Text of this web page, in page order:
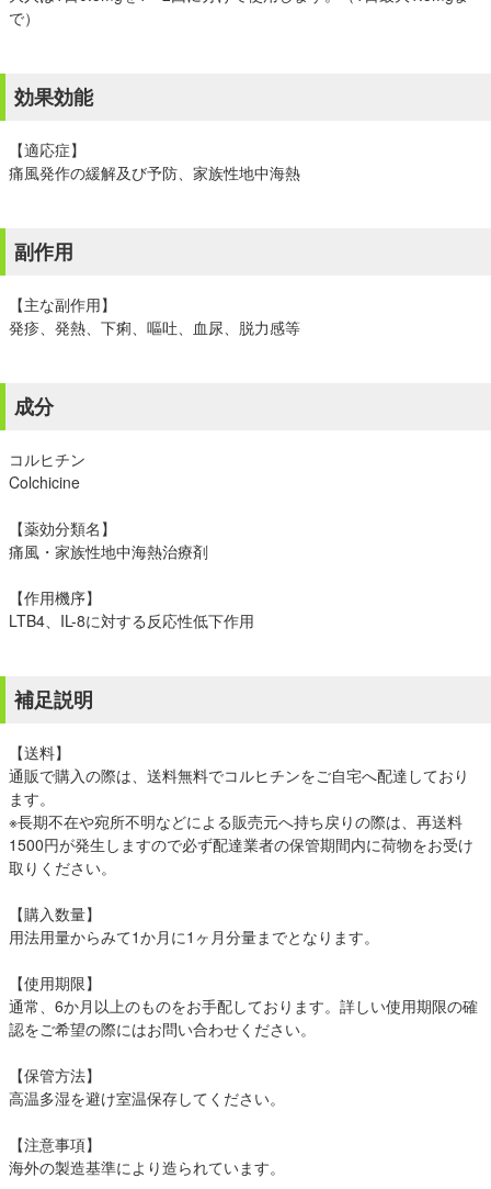
で）
効果効能
【適応症】
痛風発作の緩解及び予防、家族性地中海熱
副作用
【主な副作用】
発疹、発熱、下痢、嘔吐、血尿、脱力感等
成分
コルヒチン
Colchicine
【薬効分類名】
痛風・家族性地中海熱治療剤
【作用機序】
LTB4、IL-8に対する反応性低下作用
補足説明
【送料】
通販で購入の際は、送料無料でコルヒチンをご自宅へ配達しており
ます。
※長期不在や宛所不明などによる販売元へ持ち戻りの際は、再送料
1500円が発生しますので必ず配達業者の保管期間内に荷物をお受け
取りください。
【購入数量】
用法用量からみて1か月に1ヶ月分量までとなります。
【使用期限】
通常、6か月以上のものをお手配しております。詳しい使用期限の確
認をご希望の際にはお問い合わせください。
【保管方法】
高温多湿を避け室温保存してください。
【注意事項】
海外の製造基準により造られています。